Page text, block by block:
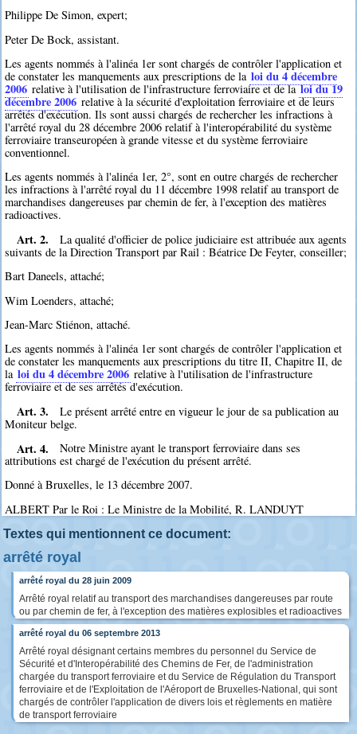
Philippe De Simon, expert;
Peter De Bock, assistant.
Les agents nommés à l'alinéa 1er sont chargés de contrôler l'application et
de constater les manquements aux prescriptions de la loi du 4 décembre
2006 relative à l'utilisation de l'infrastructure ferroviaire et de laloi du 19
décembre 2006 relative à la sécurité d'exploitation ferroviaire et de leurs
arrêtés d'exécution. Ils sont aussi chargés de rechercher les infractions à
l'arrêté royal du 28 décembre 2006 relatif à l'interopérabilité du système
ferroviaire transeuropéen à grande vitesse et du système ferroviaire
conventionnel.
Les agents nommés à l'alinéa 1er, 2°, sont en outre chargés de rechercher
les infractions à l'arrêté royal du 11 décembre 1998 relatif au transport de
marchandises dangereuses par chemin de fer, à l'exception des matières
radioactives.
Art. 2.
La qualité d'officier de police judiciaire est attribuée aux agents
suivants de la Direction Transport par Rail : Béatrice De Feyter, conseiller;
Bart Daneels, attaché;
Wim Loenders, attaché;
Jean-Marc Stiénon, attaché.
Les agents nommés à l'alinéa 1er sont chargés de contrôler l'application et
de constater les manquements aux prescriptions du titre II, Chapitre II, de
la loi du 4 décembre 2006 relative à l'utilisation de l'infrastructure
ferroviaire et de ses arrêtés d'exécution.
Art. 3.
Le présent arrêté entre en vigueur le jour de sa publication au
Moniteur belge.
Art. 4.
Notre Ministre ayant le transport ferroviaire dans ses
attributions est chargé de l'exécution du présent arrêté.
Donné à Bruxelles, le 13 décembre 2007.
ALBERT Par le Roi : Le Ministre de la Mobilité, R. LANDUYT
Textes qui mentionnent ce document:
arrêté royal
arrêté royal du 28 juin 2009
Arrêté royal relatif au transport des marchandises dangereuses par route
ou par chemin de fer, à l'exception des matières explosibles et radioactives
arrêté royal du 06 septembre 2013
Arrêté royal désignant certains membres du personnel du Service de
Sécurité et d'Interopérabilité des Chemins de Fer, de l'administration
chargée du transport ferroviaire et du Service de Régulation du Transport
ferroviaire et de l'Exploitation de l'Aéroport de Bruxelles-National, qui sont
chargés de contrôler l'application de divers lois et règlements en matière
de transport ferroviaire